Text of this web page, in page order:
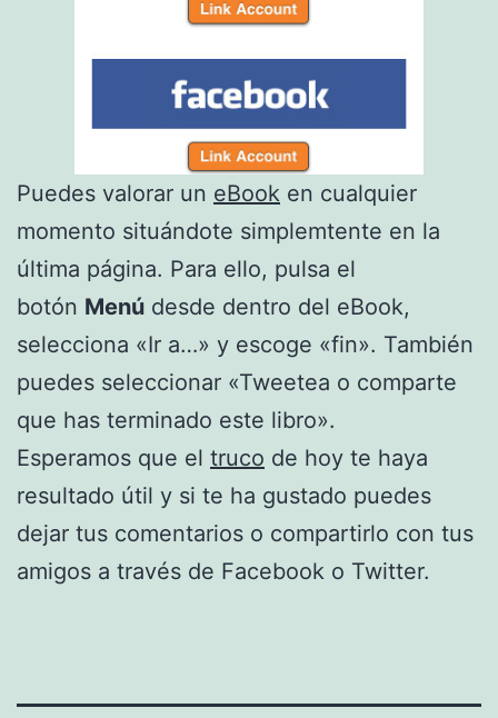
Puedes valorar un eBook en cualquier
momento situándote simplemtente en la
última página. Para ello, pulsa el
botón Menú desde dentro del eBook,
selecciona «Ir a…» y escoge «fin». También
puedes seleccionar «Tweetea o comparte
que has terminado este libro».
Esperamos que el truco de hoy te haya
resultado útil y si te ha gustado puedes
dejar tus comentarios o compartirlo con tus
amigos a través de Facebook o Twitter.